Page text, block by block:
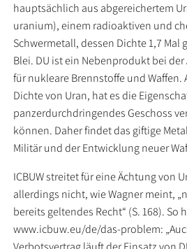
hauptsächlich aus abgereichertem
uranium), einem radioaktiven und
Schwermetall, dessen Dichte 1,7 Mal
Blei. DU ist ein Nebenprodukt bei
für nukleare Brennstoffe und Waffen.
Dichte von Uran, hat es die
panzerdurchdringendes Geschoss
können. Daher findet das giftige
Militär und der Entwicklung neuer
ICBUW streitet für eine Ächtung von
allerdings nicht, wie Wagner meint,
bereits geltendes Recht“ (S. 168). So
www.icbuw.eu/de/das-problem: